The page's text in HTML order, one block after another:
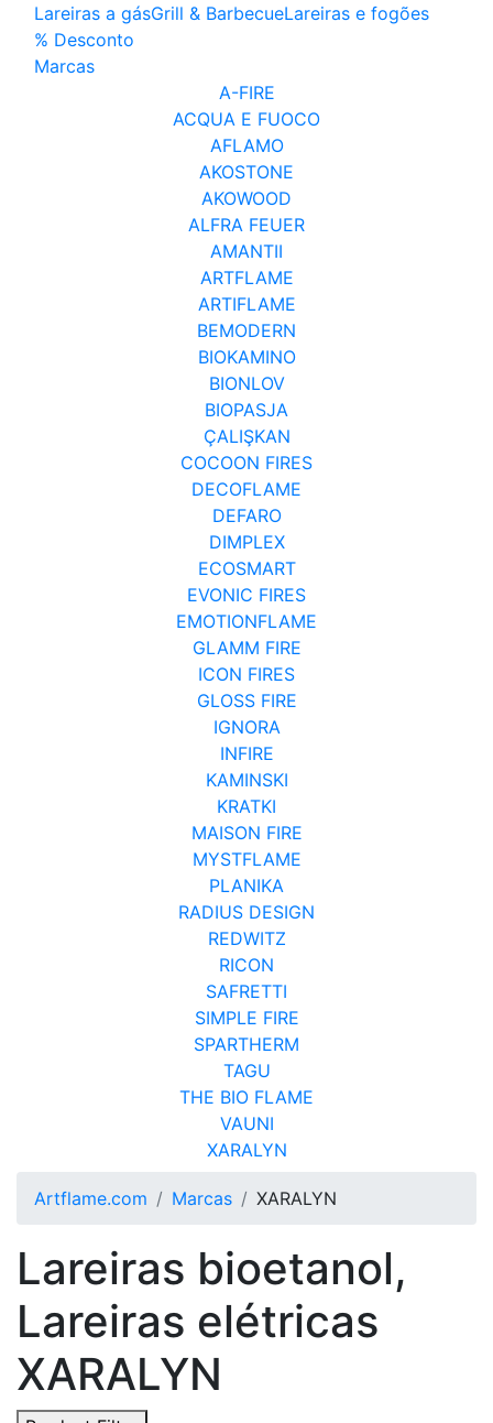
Lareiras a gásGrill & BarbecueLareiras e fogões
% Desconto
Marcas
A-FIRE
ACQUA E FUOCO
AFLAMO
AKOSTONE
AKOWOOD
ALFRA FEUER
AMANTII
ARTFLAME
ARTIFLAME
BEMODERN
BIOKAMINO
BIONLOV
BIOPASJA
ÇALIŞKAN
COCOON FIRES
DECOFLAME
DEFARO
DIMPLEX
ECOSMART
EVONIC FIRES
EMOTIONFLAME
GLAMM FIRE
ICON FIRES
GLOSS FIRE
IGNORA
INFIRE
KAMINSKI
KRATKI
MAISON FIRE
MYSTFLAME
PLANIKA
RADIUS DESIGN
REDWITZ
RICON
SAFRETTI
SIMPLE FIRE
SPARTHERM
TAGU
THE BIO FLAME
VAUNI
XARALYN
Artflame.com Marcas XARALYN
Lareiras bioetanol,
Lareiras elétricas
XARALYN